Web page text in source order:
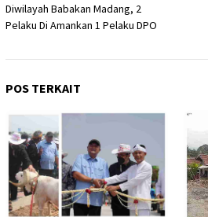
Diwilayah Babakan Madang, 2
Pelaku Di Amankan 1 Pelaku DPO
POS TERKAIT